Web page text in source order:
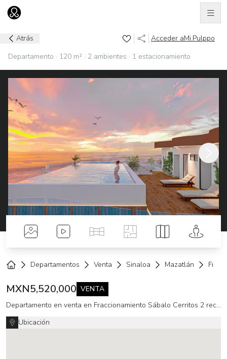
Ir al home
Atrás Acceder aMi.Pulppo
Departamento · 120 m² · 2 ambientes · 1 estacionamiento
Fotos Videos Tour VirtualPlanos Mapa Street
Departamentos Venta Sinaloa Mazatlán
MXN5,520,000 VENTA
Departamento en venta en Fraccionamiento Sábalo Cerritos 2 recámaras
Ubicación